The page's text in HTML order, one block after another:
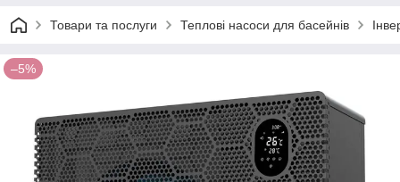
Товари та послуги Теплові насоси для басейнів
–5%